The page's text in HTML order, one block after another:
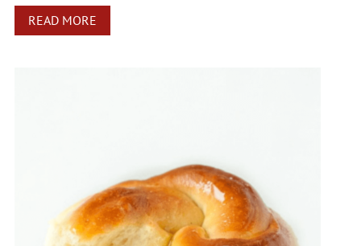
READ MORE